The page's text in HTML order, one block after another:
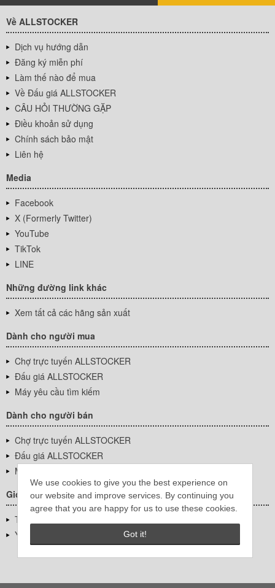
We use cookies to give you the best experience on
our website and improve services. By continuing you
agree that you are happy for us to use these cookies.
Got it!
Về ALLSTOCKER
Dịch vụ hướng dẫn
Đăng ký miễn phí
Làm thế nào để mua
Về Đấu giá ALLSTOCKER
CÂU HỎI THƯỜNG GẶP
Điều khoản sử dụng
Chính sách bảo mật
Liên hệ
Media
Facebook
X (Formerly Twitter)
YouTube
TikTok
LINE
Những đường link khác
Xem tất cả các hãng sản xuất
Dành cho người mua
Chợ trực tuyến ALLSTOCKER
Đấu giá ALLSTOCKER
Máy yêu cầu tìm kiếm
Dành cho người bán
Chợ trực tuyến ALLSTOCKER
Đấu giá ALLSTOCKER
Máy yêu cầu tìm kiếm
Giới thiệu công ty
Thông tin về doanh nghiệp
YUTAKA Inc.